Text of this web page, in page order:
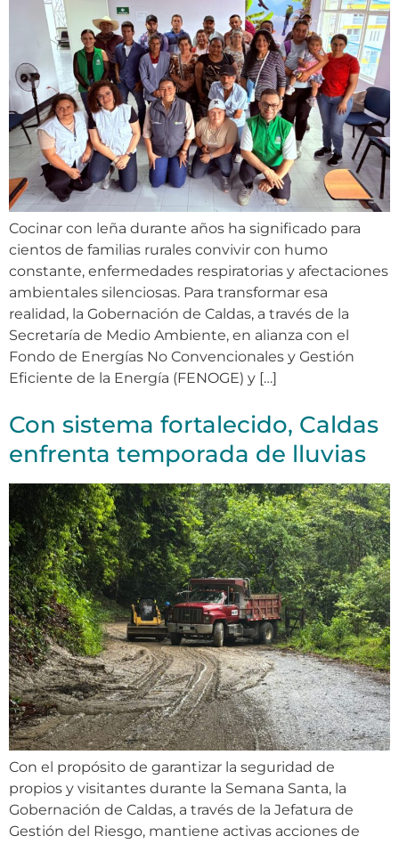
Cocinar con leña durante años ha significado para
cientos de familias rurales convivir con humo
constante, enfermedades respiratorias y afectaciones
ambientales silenciosas. Para transformar esa
realidad, la Gobernación de Caldas, a través de la
Secretaría de Medio Ambiente, en alianza con el
Fondo de Energías No Convencionales y Gestión
Eficiente de la Energía (FENOGE) y […]
Con sistema fortalecido, Caldas
enfrenta temporada de lluvias
Con el propósito de garantizar la seguridad de
propios y visitantes durante la Semana Santa, la
Gobernación de Caldas, a través de la Jefatura de
Gestión del Riesgo, mantiene activas acciones de